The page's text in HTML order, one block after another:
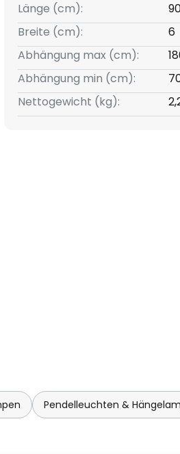
Länge (cm):
Breite (cm):
6
Abhängung max (cm):
Abhängung min (cm):
Nettogewicht (kg):
Pendelleuchten &